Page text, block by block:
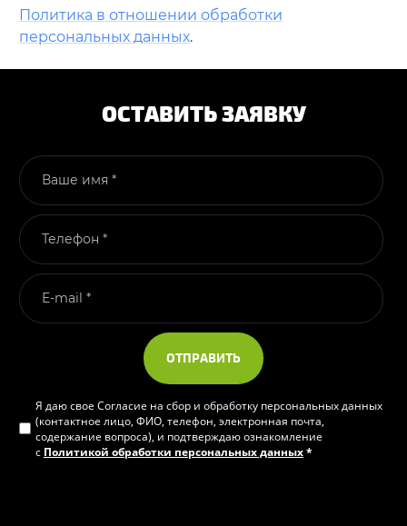
Политика в отношении обработки
персональных данных.
ОСТАВИТЬ ЗАЯВКУ
ОТПРАВИТЬ
Я даю свое Согласие на сбор и обработку персональных данных
(контактное лицо, ФИО, телефон, электронная почта,
содержание вопроса), и подтверждаю ознакомление
с Политикой обработки персональных данных*